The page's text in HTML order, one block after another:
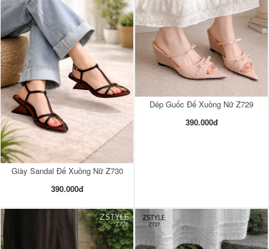
Giày Sandal Đế Xuồng Nữ Z730
390.000đ
Dép Guốc Đế Xuồng Nữ Z729
390.000đ